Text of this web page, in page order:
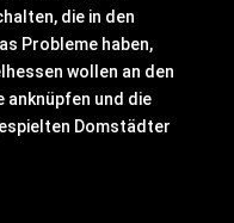
die in den
Probleme haben,
wollen an den
anknüpfen und die
Domstädter